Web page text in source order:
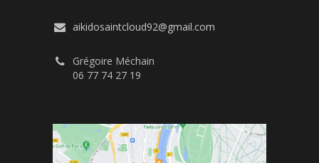
aikidosaintcloud92@gmail.com
Grégoire Méchain
06 77 74 27 19